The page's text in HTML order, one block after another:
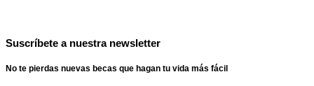
Suscríbete a nuestra newsletter
No te pierdas nuevas becas que hagan tu vida más fácil